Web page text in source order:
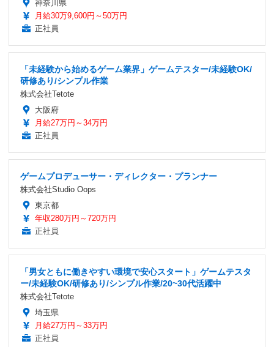
神奈川県
月給30万9,600円～50万円
正社員
「未経験から始めるゲーム業界」ゲームテスター/未経験OK/
研修あり/シンプル作業
株式会社Tetote
大阪府
月給27万円～34万円
正社員
ゲームプロデューサー・ディレクター・プランナー
株式会社Studio Oops
東京都
年収280万円～720万円
正社員
「男女ともに働きやすい環境で安心スタート」ゲームテスタ
ー/未経験OK/研修あり/シンプル作業/20~30代活躍中
株式会社Tetote
埼玉県
月給27万円～33万円
正社員